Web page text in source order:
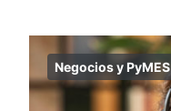
Negocios y PyMES